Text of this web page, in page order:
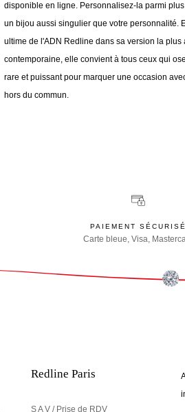
disponible en ligne. Personnalisez-la parmi
un bijou aussi singulier que votre personnalité.
ultime de l'ADN Redline dans sa version la plus
contemporaine, elle convient à tous ceux qui
rare et puissant pour marquer une occasion
hors du commun.
PAIEMENT SÉCURISÉ
Carte bleue, Visa,
Redline Paris
S A V / Prise de RDV